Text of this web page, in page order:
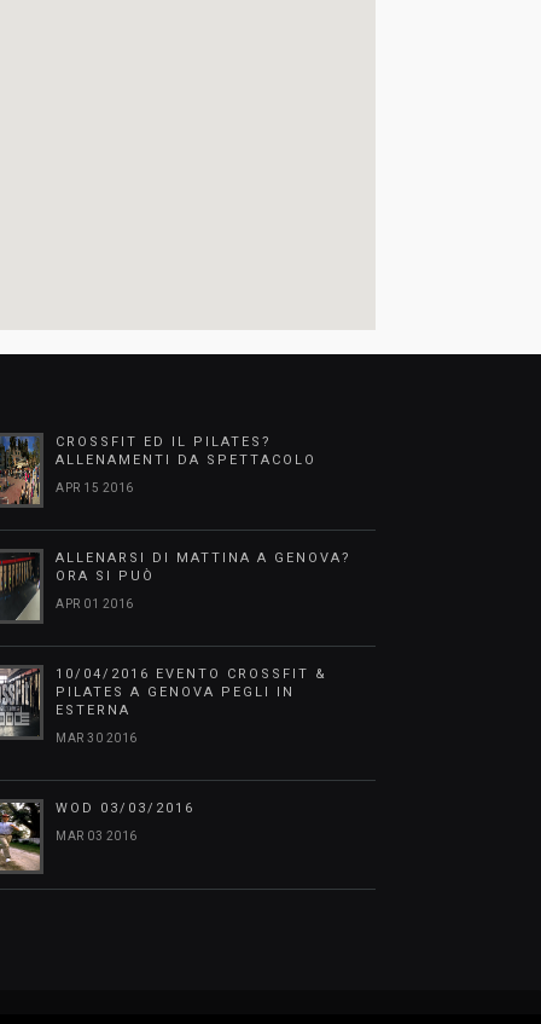
CROSSFIT ED IL PILATES?
ALLENAMENTI DA SPETTACOLO
APR 15 2016
ALLENARSI DI MATTINA A GENOVA?
ORA SI PUÒ
APR 01 2016
10/04/2016 EVENTO CROSSFIT &
PILATES A GENOVA PEGLI IN
ESTERNA
MAR 30 2016
WOD 03/03/2016
MAR 03 2016